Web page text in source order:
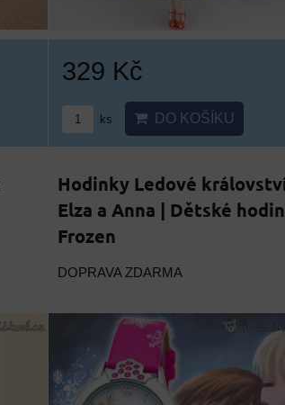
329 Kč
ks DO KOŠÍKU
Hodinky Ledové
Elza a Anna | Dětské
Frozen
DOPRAVA ZDARMA